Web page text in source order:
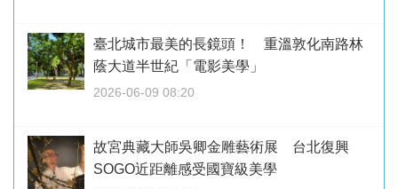
臺北城市最美的長鏡頭！ 重溫敦化南路林
蔭大道半世紀「電影美學」
2026-06-09 08:20
故宮典藏大師吳卿金雕藝術展 台北復興
SOGO近距離感受國寶級美學